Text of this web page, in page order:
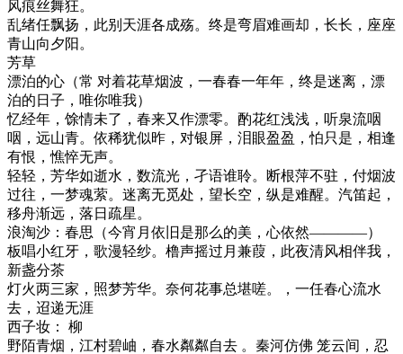
风痕丝舞狂。
乱绪任飘扬，此别天涯各成殇。终是弯眉难画却，长长，座座
青山向夕阳。
芳草
漂泊的心（常 对着花草烟波，一春春一年年，终是迷离，漂
泊的日子，唯你唯我）
忆经年，馀情未了，春来又作漂零。酌花红浅浅，听泉流咽
咽，远山青。依稀犹似昨，对银屏，泪眼盈盈，怕只是，相逢
有恨，憔悴无声。
轻轻，芳华如逝水，数流光，孑语谁聆。断根萍不驻，付烟波
过往，一梦魂萦。迷离无觅处，望长空，纵是难醒。汽笛起，
移舟渐远，落日疏星。
浪淘沙：春思（今宵月依旧是那么的美，心依然————）
板唱小红牙，歌漫轻纱。橹声摇过月兼葭，此夜清风相伴我，
新盏分茶
灯火两三家，照梦芳华。奈何花事总堪嗟。，一任春心流水
去，迢递无涯
西子妆： 柳
野陌青烟，江村碧岫，春水粼粼自去 。秦河仿佛 笼云间，忍